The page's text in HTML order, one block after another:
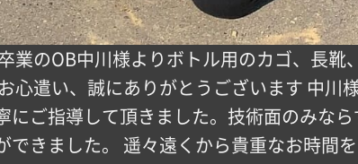
業のOB中川様よりボトル用のカゴ、長靴
心遣い、誠にありがとうございます 中川
にご指導して頂きました。技術面のみな
できました。 遥々遠くから貴重なお時